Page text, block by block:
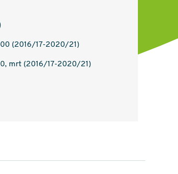
(2016/17-2020/21)
mrt (2016/17-2020/21)